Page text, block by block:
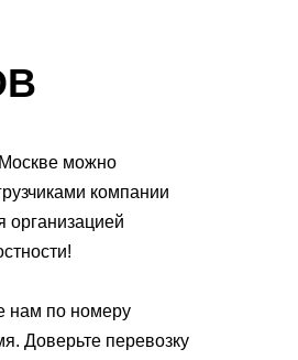
можно
компании
нам по номеру
Доверьте перевозку